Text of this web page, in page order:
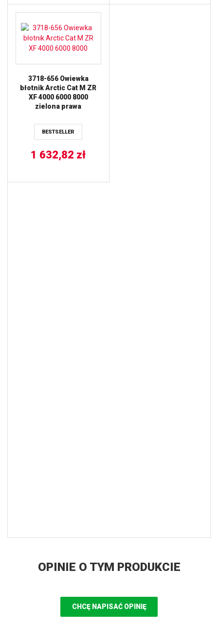
3718-656 Owiewka
błotnik Arctic Cat M ZR
XF 4000 6000 8000
zielona prawa
BESTSELLER
1 632,82 zł
OPINIE O TYM PRODUKCIE
CHCĘ NAPISAĆ OPINIĘ